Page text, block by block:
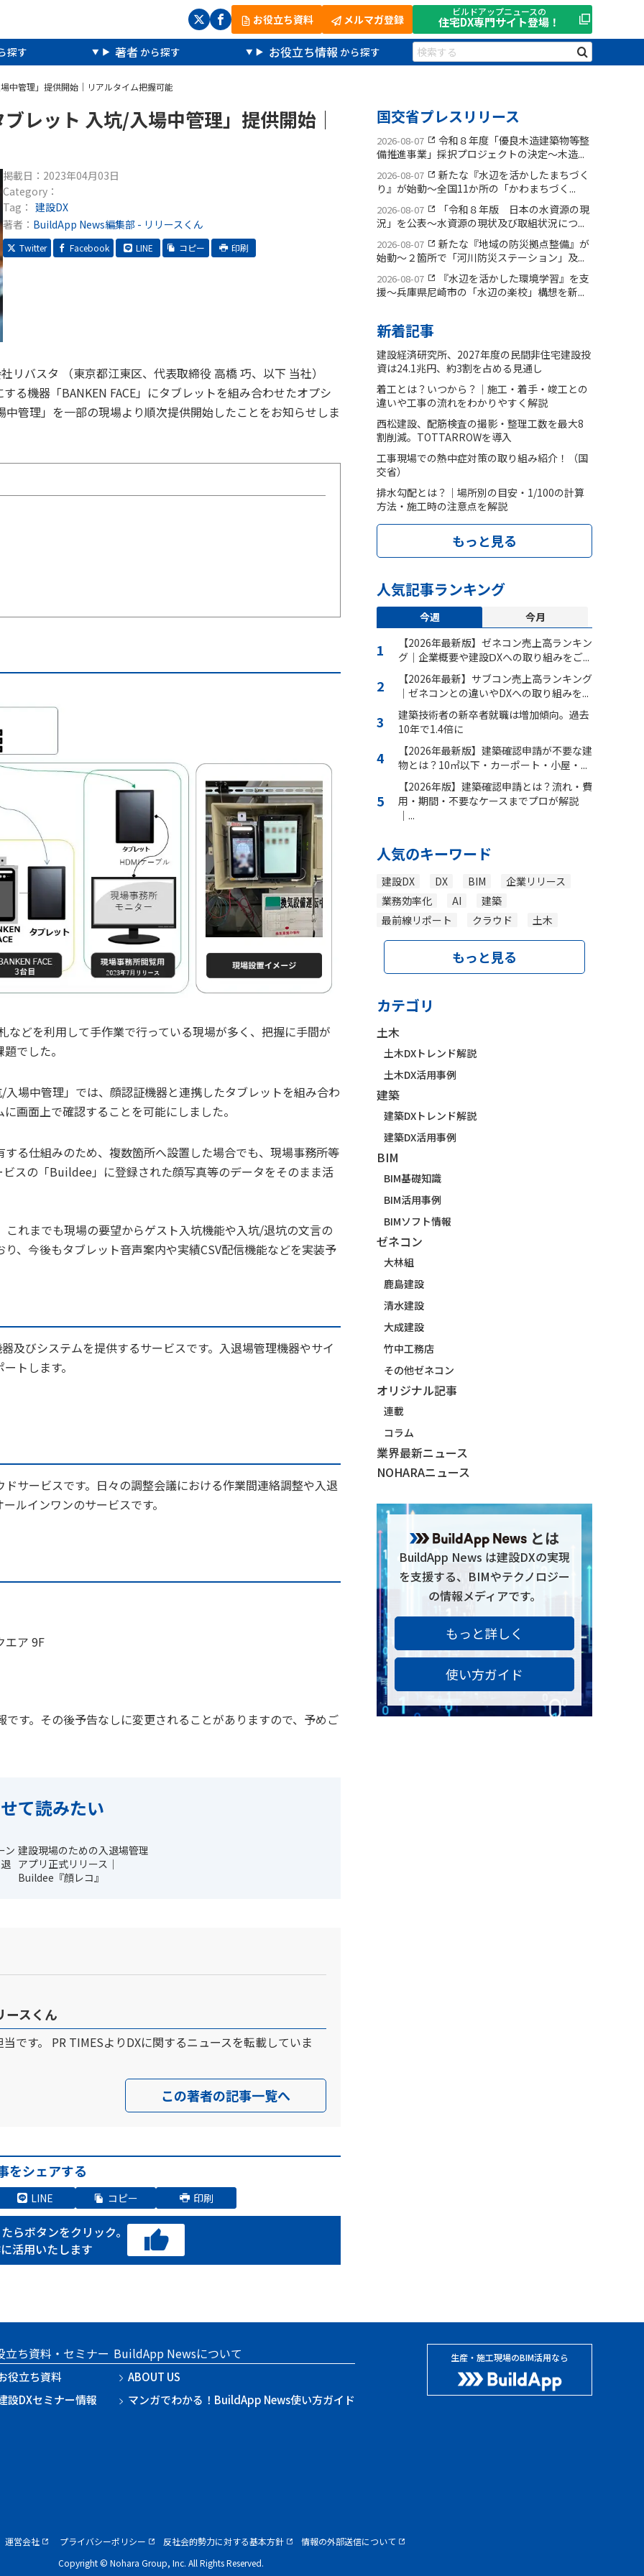
お役立ち資料 メルマガ登録
ビルドアップニュースの
住宅DX専門サイト登場！
著者 お役立ち情報
中管理」提供開始｜リアルタイム把握可能
レット 入坑/入場中管理」提供開始｜
掲載日： 2023年04月03日
Category：
Tag： 建設DX
著者： BuildApp News編集部 - リリースくん
Twitter Facebook LINE コピー 印刷
バスタ （東京都江東区、代表取締役 高橋 巧、以下 当社）
る機器「BANKEN FACE」にタブレットを組み合わせたオプシ
管理」を一部の現場より順次提供開始したことをお知らせしま
どを利用して手作業で行っている現場が多く、把握に手間が
でした。
場中管理」では、顔認証機器と連携したタブレットを組み合わ
画面上で確認することを可能にしました。
る仕組みのため、複数箇所へ設置した場合でも、現場事務所等
スの「Buildee」に登録された顔写真等のデータをそのまま活
れまでも現場の要望からゲスト入坑機能や入坑/退坑の文言の
、今後もタブレット音声案内や実績CSV配信機能などを実装予
及びシステムを提供するサービスです。入退場管理機器やサイ
トします。
サービスです。日々の調整会議における作業間連絡調整や入退
ルインワンのサービスです。
エア 9F
す。その後予告なしに変更されることがありますので、予めご
て読みたい
ン 建設現場のための入退場管理
アプリ正式リリース｜
Buildee『顔レコ』
スくん
です。 PR TIMESよりDXに関するニュースを転載していま
この著者の記事一覧へ
をシェアする
LINE コピー 印刷
らボタンをクリック。
活用いたします
国交省プレスリリース
2026-08-07
令和８年度「優良木造建築物等整
備推進事業」採択プロジェクトの決定〜木造...
2026-08-07
新たな『水辺を活かしたまちづく
り』が始動〜全国11か所の「かわまちづく...
2026-08-07
「令和８年版 日本の水資源の現
況」を公表〜水資源の現状及び取組状況につ...
2026-08-07
新たな『地域の防災拠点整備』が
始動〜２箇所で「河川防災ステーション」及...
2026-08-07
『水辺を活かした環境学習』を支
援〜兵庫県尼崎市の「水辺の楽校」構想を新...
新着記事
建設経済研究所、2027年度の民間非住宅建設投
資は24.1兆円、約3割を占める見通し
着工とは？いつから？｜施工・着手・竣工との
違いや工事の流れをわかりやすく解説
西松建設、配筋検査の撮影・整理工数を最大8
割削減。TOTTARROWを導入
工事現場での熱中症対策の取り組み紹介！（国
交省）
排水勾配とは？｜場所別の目安・1/100の計算
方法・施工時の注意点を解説
もっと見る
人気記事ランキング
今週
今月
【2026年最新版】ゼネコン売上高ランキン
グ｜企業概要や建設ⅮXへの取り組みをご...
【2026年最新】サブコン売上高ランキング
｜ゼネコンとの違いやDXへの取り組みを...
建築技術者の新卒者就職は増加傾向。過去
10年で1.4倍に
【2026年最新版】建築確認申請が不要な建
物とは？10㎡以下・カーポート・小屋・...
【2026年版】建築確認申請とは？流れ・費
用・期間・不要なケースまでプロが解説
｜...
人気のキーワード
建設DX DX BIM
企業リリース
業務効率化
AI
建築
最前線リポート
クラウド 土木
もっと見る
カテゴリ
土木
土木DXトレンド解説
土木DX活用事例
建築
建築DXトレンド解説
建築DX活用事例
BIM
BIM基礎知識
BIM活用事例
BIMソフト情報
ゼネコン
大林組
鹿島建設
清水建設
大成建設
竹中工務店
その他ゼネコン
オリジナル記事
連載
コラム
業界最新ニュース
NOHARAニュース
とは
BuildApp News は建設DXの実現
を支援する、BIMやテクノロジー
の情報メディアです。
もっと詳しく
使い方ガイド
立ち資料・セミナー
役立ち資料
設DXセミナー情報
BuildApp Newsについて
ABOUT US
マンガでわかる！BuildApp News使い方ガイド
生産・施工現場のBIM活用なら
運営会社 プライバシーポリシー 反社会的勢力に対する基本方針
情報の外部送信について
Copyright © Nohara Group, Inc. All Rights Reserved.